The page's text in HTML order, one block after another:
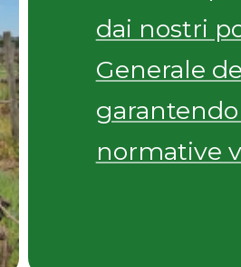
dai nostri
Generale
normative